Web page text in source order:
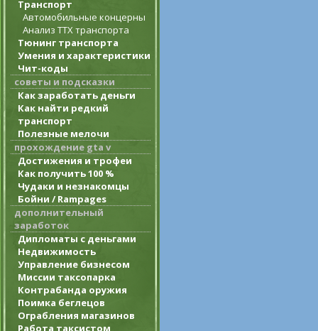
Транспорт
Автомобильные концерны
Анализ ТТХ транспорта
Тюнинг транспорта
Умения и характеристики
Чит-коды
советы и подсказки
Как заработать деньги
Как найти редкий
транспорт
Полезные мелочи
прохождение gta v
Достижения и трофеи
Как получить 100 %
Чудаки и незнакомцы
Бойни / Rampages
дополнительный
заработок
Дипломаты с деньгами
Недвижимость
Управление бизнесом
Миссии таксопарка
Контрабанда оружия
Поимка беглецов
Ограбления магазинов
Работа таксистом